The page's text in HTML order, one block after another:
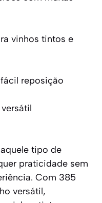
vinhos tintos e
reposição
tipo de
praticidade sem
Com 385
versátil,